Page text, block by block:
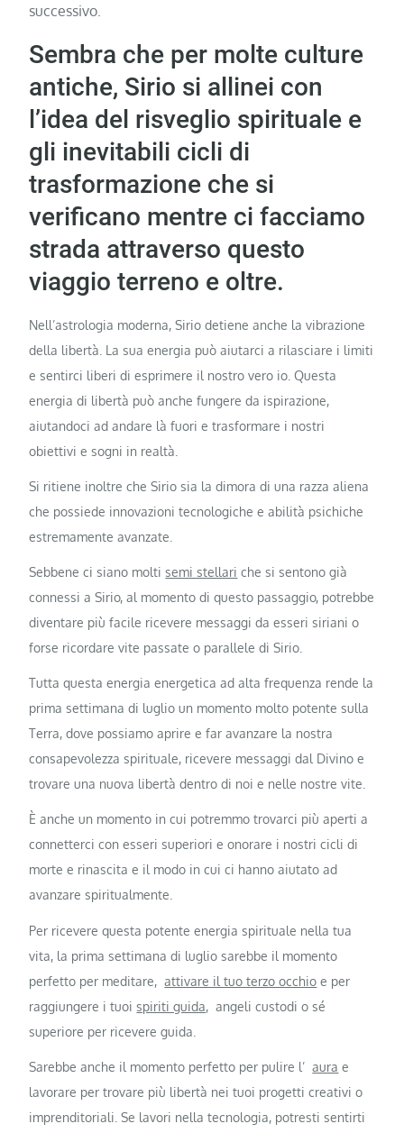
successivo.
Sembra che per molte culture
antiche, Sirio si allinei con
l’idea del risveglio spirituale e
gli inevitabili cicli di
trasformazione che si
verificano mentre ci facciamo
strada attraverso questo
viaggio terreno e oltre.
Nell’astrologia moderna, Sirio detiene anche la vibrazione
della libertà. La sua energia può aiutarci a rilasciare i limiti
e sentirci liberi di esprimere il nostro vero io. Questa
energia di libertà può anche fungere da ispirazione,
aiutandoci ad andare là fuori e trasformare i nostri
obiettivi e sogni in realtà.
Si ritiene inoltre che Sirio sia la dimora di una razza aliena
che possiede innovazioni tecnologiche e abilità psichiche
estremamente avanzate.
Sebbene ci siano moltisemi stellari che si sentono già
connessi a Sirio, al momento di questo passaggio, potrebbe
diventare più facile ricevere messaggi da esseri siriani o
forse ricordare vite passate o parallele di Sirio.
Tutta questa energia energetica ad alta frequenza rende la
prima settimana di luglio un momento molto potente sulla
Terra, dove possiamo aprire e far avanzare la nostra
consapevolezza spirituale, ricevere messaggi dal Divino e
trovare una nuova libertà dentro di noi e nelle nostre vite.
È anche un momento in cui potremmo trovarci più aperti a
connetterci con esseri superiori e onorare i nostri cicli di
morte e rinascita e il modo in cui ci hanno aiutato ad
avanzare spiritualmente.
Per ricevere questa potente energia spirituale nella tua
vita, la prima settimana di luglio sarebbe il momento
perfetto per meditare,attivare il tuo terzo occhio e per
raggiungere i tuoispiriti guida, angeli custodi o sé
superiore per ricevere guida.
Sarebbe anche il momento perfetto per pulire l’aura e
lavorare per trovare più libertà nei tuoi progetti creativi o
imprenditoriali. Se lavori nella tecnologia, potresti sentirti